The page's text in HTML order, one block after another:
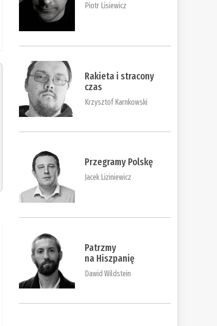
Piotr Lisiewicz
Rakieta i stracony
czas
Krzysztof Karnkowski
Przegramy Polskę
Jacek Liziniewicz
Patrzmy
na Hiszpanię
Dawid Wildstein